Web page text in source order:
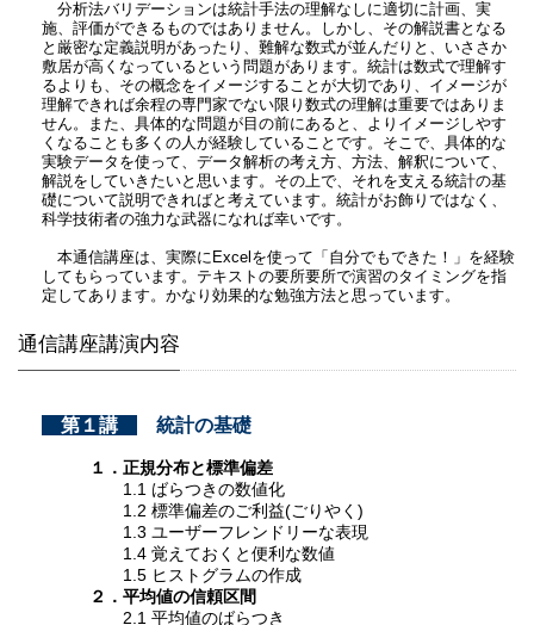
分析法バリデーションは統計手法の理解なしに適切に計画、実
施、評価ができるものではありません。しかし、その解説書となる
と厳密な定義説明があったり、難解な数式が並んだりと、いささか
敷居が高くなっているという問題があります。統計は数式で理解す
るよりも、その概念をイメージすることが大切であり、イメージが
理解できれば余程の専門家でない限り数式の理解は重要ではありま
せん。また、具体的な問題が目の前にあると、よりイメージしやす
くなることも多くの人が経験していることです。そこで、具体的な
実験データを使って、データ解析の考え方、方法、解釈について、
解説をしていきたいと思います。その上で、それを支える統計の基
礎について説明できればと考えています。統計がお飾りではなく、
科学技術者の強力な武器になれば幸いです。
本通信講座は、実際にExcelを使って「自分でもできた！」を経験
してもらっています。テキストの要所要所で演習のタイミングを指
定してあります。かなり効果的な勉強方法と思っています。
通信講座講演内容
第１講 統計の基礎
１．正規分布と標準偏差
1.1 ばらつきの数値化
1.2 標準偏差のご利益(ごりやく)
1.3 ユーザーフレンドリーな表現
1.4 覚えておくと便利な数値
1.5 ヒストグラムの作成
２．平均値の信頼区間
2.1 平均値のばらつき